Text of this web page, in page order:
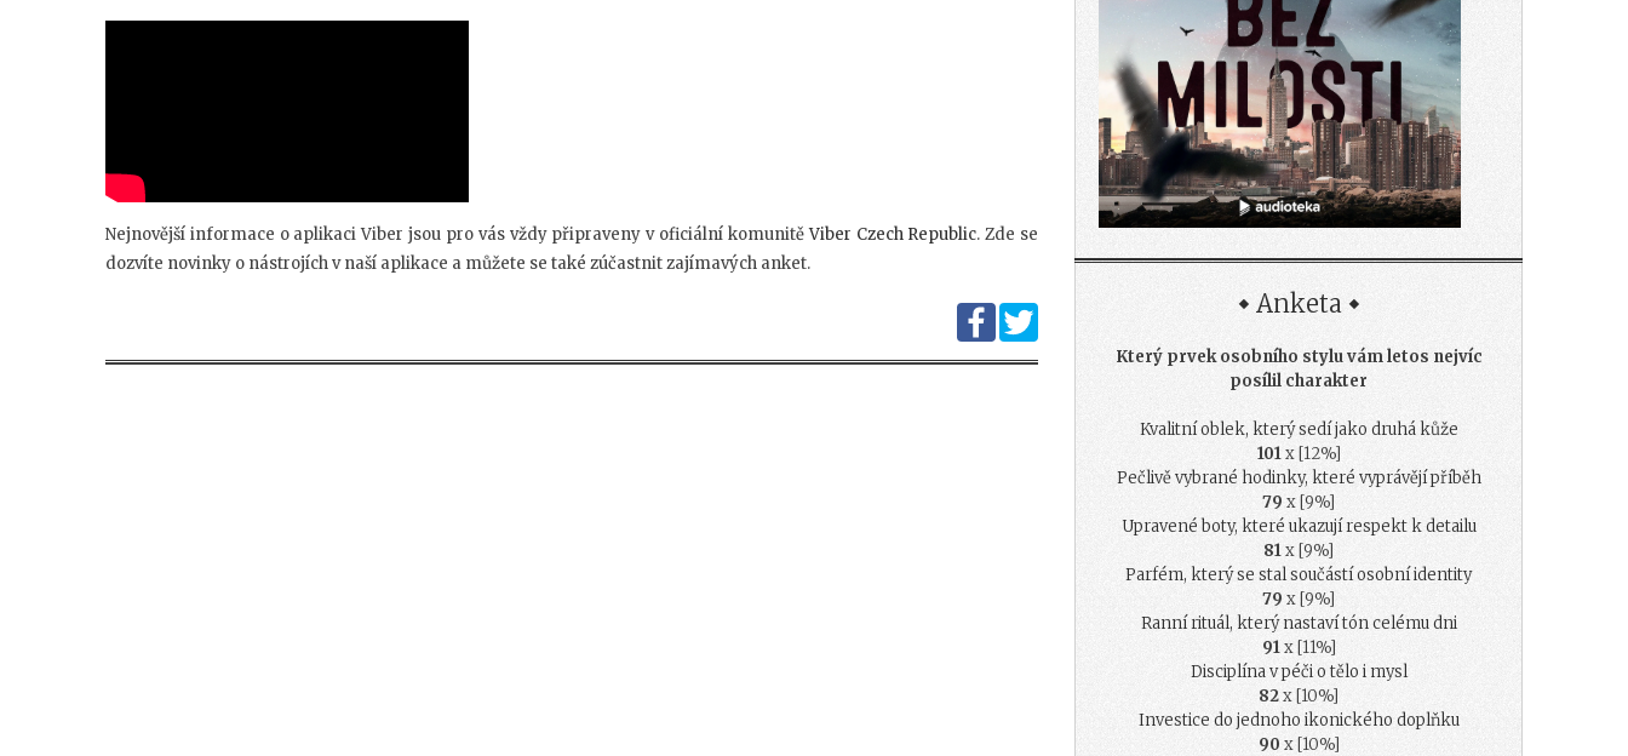
Nejnovější informace o aplikaci Viber jsou pro vás vždy připraveny v oficiální komunitě Viber Czech Republic. Zde se
dozvíte novinky o nástrojích v naší aplikace a můžete se také zúčastnit zajímavých anket.
Anketa
Který prvek osobního stylu vám letos nejvíc
posílil charakter
Kvalitní oblek, který sedí jako druhá kůže
101x [12%]
Pečlivě vybrané hodinky, které vyprávějí příběh
79 x [9%]
Upravené boty, které ukazují respekt k detailu
81x [9%]
Parfém, který se stal součástí osobní identity
79 x [9%]
Ranní rituál, který nastaví tón celému dni
91x [11%]
Disciplína v péči o tělo i mysl
82x [10%]
Investice do jednoho ikonického doplňku
90 x [10%]